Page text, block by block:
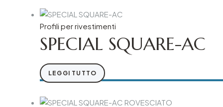
Profili per rivestimenti
SPECIAL SQUARE-AC
LEGGI TUTTO